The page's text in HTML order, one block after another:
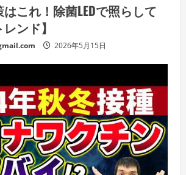
これ！除菌LEDで照らして
ンド】
2026年5月15日